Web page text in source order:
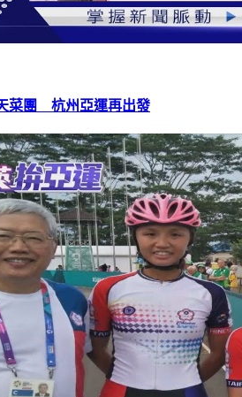
菜團 杭州亞運再出發